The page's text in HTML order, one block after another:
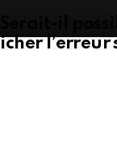
l’erreur